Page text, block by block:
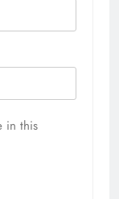
in this